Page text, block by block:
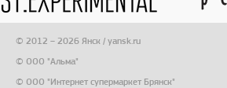
© 2012 – 2026 Янск / yansk.ru
© ООО "Альма"
© ООО "Интернет супермаркет Брянск"